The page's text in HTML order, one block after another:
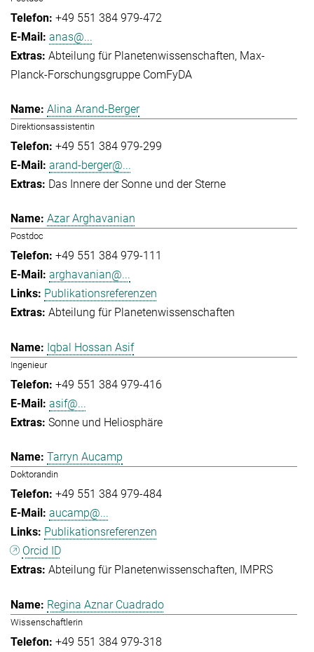
+49 551 384 979-472
anas@...
Abteilung für Planetenwissenschaften Max-
Planck-Forschungsgruppe ComFyDA
Alina Arand-Berger
Direktionsassistentin
+49 551 384 979-299
arand-berger@...
Das Innere der Sonne und der Sterne
Azar Arghavanian
Postdoc
+49 551 384 979-111
arghavanian@...
Publikationsreferenzen
Abteilung für Planetenwissenschaften
Iqbal Hossan Asif
Ingenieur
+49 551 384 979-416
asif@...
Sonne und Heliosphäre
Tarryn Aucamp
Doktorandin
+49 551 384 979-484
aucamp@...
Publikationsreferenzen
Orcid ID
Abteilung für Planetenwissenschaften IMPRS
Regina Aznar Cuadrado
Wissenschaftlerin
+49 551 384 979-318